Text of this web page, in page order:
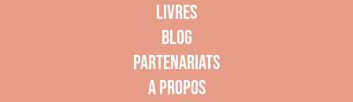
LIVRES
BLOG
PARTENARIATS
A PROPOS